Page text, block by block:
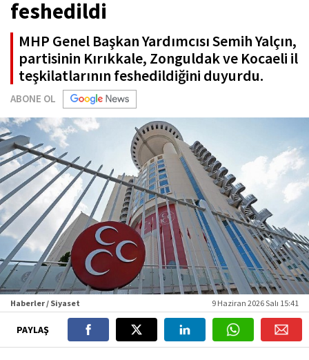
feshedildi
MHP Genel Başkan Yardımcısı Semih Yalçın,
partisinin Kırıkkale, Zonguldak ve Kocaeli il
teşkilatlarının feshedildiğini duyurdu.
ABONE OL
Haberler / Siyaset 9 Haziran 2026 Salı 15:41
PAYLAŞ